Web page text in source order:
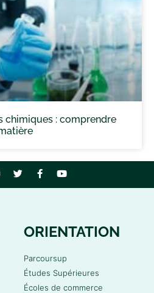
chimiques : comprendre
ORIENTATION
Parcoursup
Études Supérieures
Écoles de commerce